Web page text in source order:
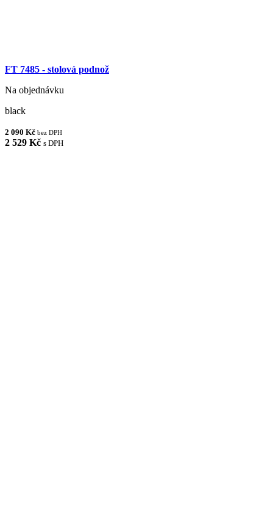
FT 7485 - stolová podnož
Na objednávku
black
2 090 Kč bez DPH
2 529 Kč s DPH